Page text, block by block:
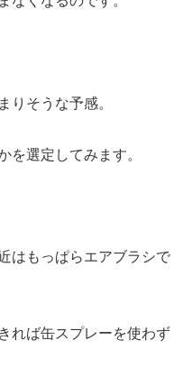
りそうな予感。
を選定してみます。
はもっぱらエアブラシで
れば缶スプレーを使わず